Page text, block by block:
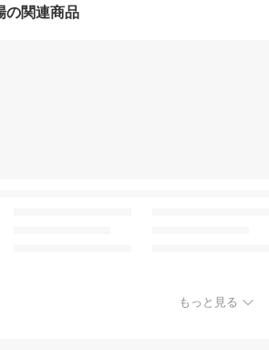
の関連商品
もっと見る